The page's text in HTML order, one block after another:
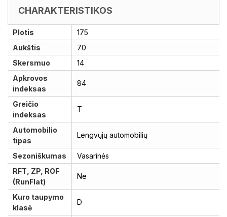
CHARAKTERISTIKOS
Plotis
175
Aukštis
70
Skersmuo
14
Apkrovos
indeksas
84
Greičio
indeksas
T
Automobilio
tipas
Lengvųjų automobilių
Sezoniškumas
Vasarinės
RFT, ZP, ROF
(RunFlat)
Ne
Kuro taupymo
klasė
D